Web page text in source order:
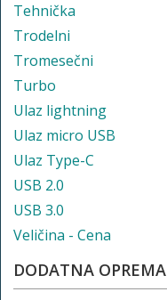
Tehnička
Trodelni
Tromesečni
Turbo
Ulaz lightning
Ulaz micro USB
Ulaz Type-C
USB 2.0
USB 3.0
Veličina - Cena
DODATNA OPREMA